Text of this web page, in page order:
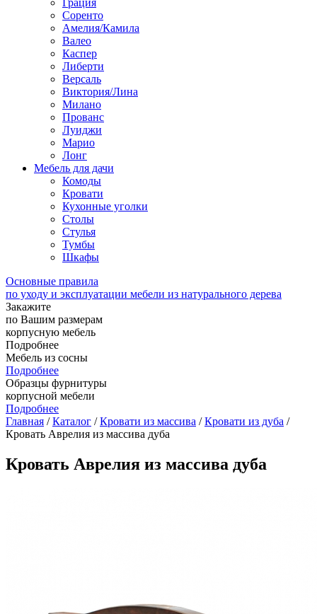
Грация
Соренто
Амелия/Камила
Валео
Каспер
Либерти
Версаль
Виктория/Лина
Милано
Прованс
Луиджи
Марио
Лонг
Мебель для дачи
Комоды
Кровати
Кухонные уголки
Столы
Стулья
Тумбы
Шкафы
Основные правила
по уходу и эксплуатации мебели из натурального дерева
Закажите
по Вашим размерам
корпусную мебель
Подробнее
Мебель из сосны
Подробнее
Образцы фурнитуры
корпусной мебели
Подробнее
Главная /Каталог /Кровати из массива /Кровати из дуба /
Кровать Аврелия из массива дуба
Кровать Аврелия из массива дуба